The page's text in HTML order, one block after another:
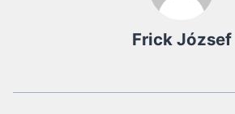
Frick József